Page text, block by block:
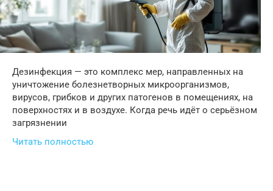
Дезинфекция — это комплекс мер, направленных на
уничтожение болезнетворных микроорганизмов,
вирусов, грибков и других патогенов в помещениях, на
поверхностях и в воздухе. Когда речь идёт о серьёзном
загрязнении
Читать полностью